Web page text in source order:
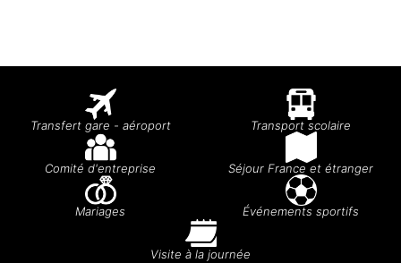
Transfert gare - aéroport Transport scolaire
Comité d'entreprise Séjour France et étranger
Mariages Événements sportifs
Visite à la journée